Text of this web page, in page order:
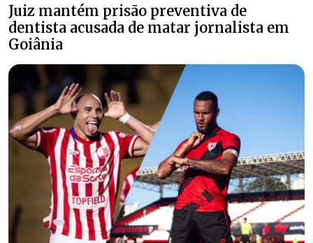
Juiz mantém prisão preventiva de
dentista acusada de matar jornalista em
Goiânia